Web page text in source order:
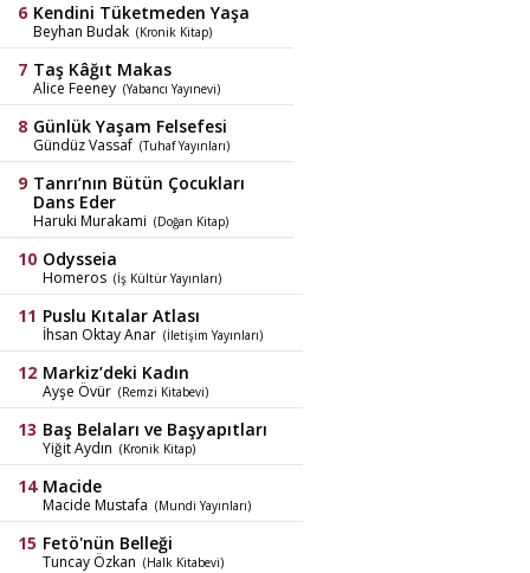
Kendini Tüketmeden Yaşa
Beyhan Budak (Kronik Kitap)
Taş Kâğıt Makas
Alice Feeney (Yabancı Yayınevi)
Günlük Yaşam Felsefesi
Gündüz Vassaf (Tuhaf Yayınları)
Tanrı’nın Bütün Çocukları
Dans Eder
Haruki Murakami (Doğan Kitap)
Odysseia
Homeros (İş Kültür Yayınları)
Puslu Kıtalar Atlası
İhsan Oktay Anar (İletişim Yayınları)
Markiz’deki Kadın
Ayşe Övür (Remzi Kitabevi)
Baş Belaları ve Başyapıtları
Yiğit Aydın (Kronik Kitap)
Macide
Macide Mustafa (Mundi Yayınları)
Fetö'nün Belleği
Tuncay Özkan (Halk Kitabevi)